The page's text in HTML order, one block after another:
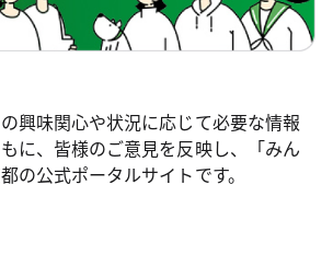
興味関心や状況に応じて必要な情報
に、皆様のご意見を反映し、「みん
の公式ポータルサイトです。